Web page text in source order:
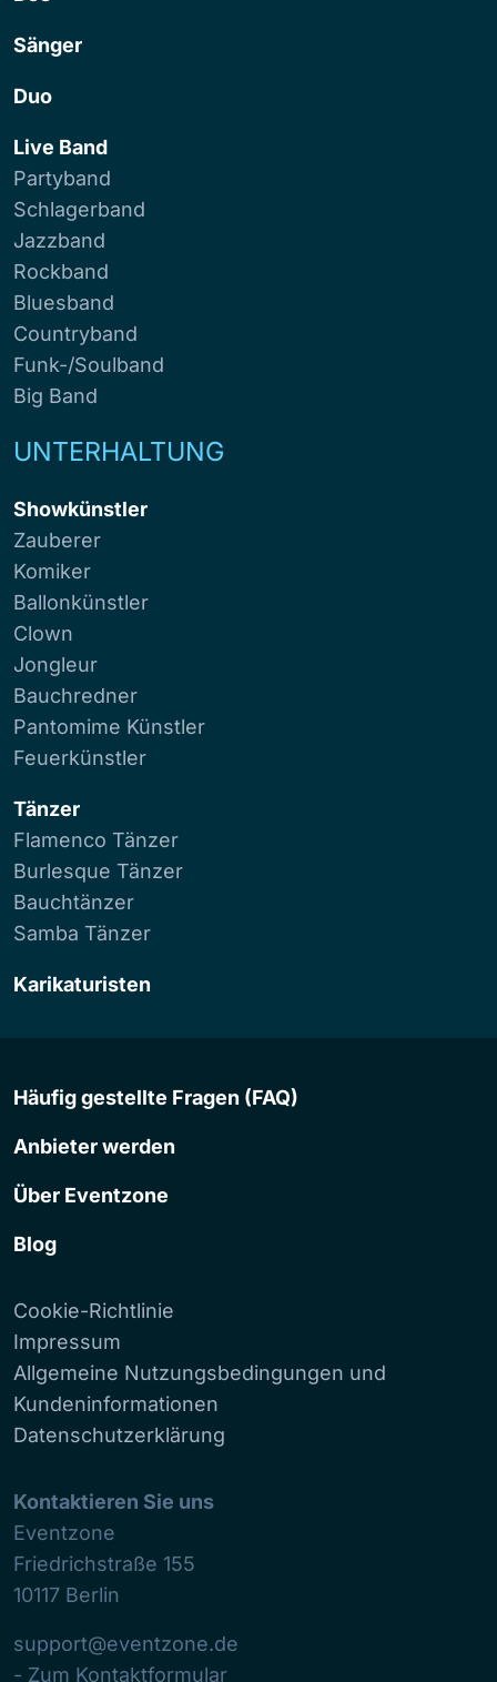
Sänger
Duo
Live Band
Partyband
Schlagerband
Jazzband
Rockband
Bluesband
Countryband
Funk-/Soulband
Big Band
UNTERHALTUNG
Showkünstler
Zauberer
Komiker
Ballonkünstler
Clown
Jongleur
Bauchredner
Pantomime Künstler
Feuerkünstler
Tänzer
Flamenco Tänzer
Burlesque Tänzer
Bauchtänzer
Samba Tänzer
Karikaturisten
Häufig gestellte Fragen (FAQ)
Anbieter werden
Über Eventzone
Blog
Cookie-Richtlinie
Impressum
Allgemeine Nutzungsbedingungen und
Kundeninformationen
Datenschutzerklärung
Kontaktieren Sie uns
Eventzone
Friedrichstraße 155
10117 Berlin
support@eventzone.de
- Zum Kontaktformular